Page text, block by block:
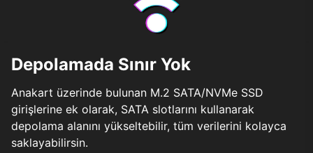
Depolamada Sınır Yok
Anakart üzerinde bulunan M.2 SATA/NVMe SSD
girişlerine ek olarak, SATA slotlarını kullanarak
depolama alanını yükseltebilir, tüm verilerini kolayca
saklayabilirsin.